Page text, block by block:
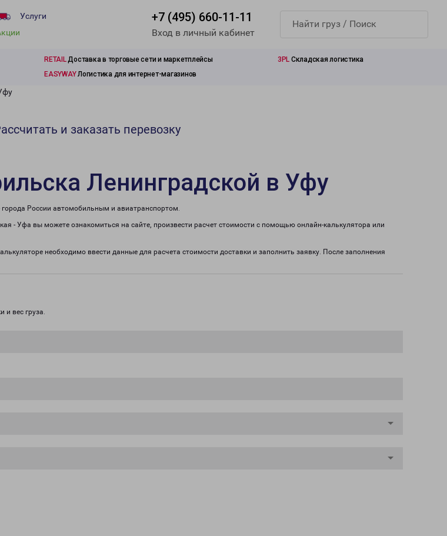
Услуги
+7 (495) 660-11-11
Вход в личный кабинет
RETAILДоставка в торговые сети и маркетплейсы 3PL Складская логистика
EASYWAYЛогистика для интернет-магазинов
и заказать перевозку
Ленинградской в Уфу
России автомобильным и авиатранспортом.
- Уфа вы можете ознакомиться на сайте, произвести расчет стоимости с помощью онлайн-калькулятора или
необходимо ввести данные для расчета стоимости доставки и заполнить заявку. После заполнения
и вес груза.